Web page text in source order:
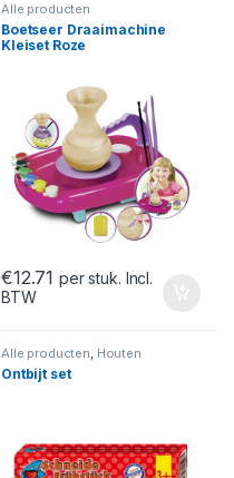
Alle producten
Boetseer Draaimachine
Kleiset Roze
€12.71 per stuk. Incl.
BTW
Alle producten, Houten
speelgoed
Ontbijt set